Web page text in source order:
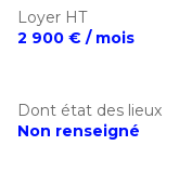
Loyer HT
2 900 € / mois
Dont état des lieux
Non renseigné